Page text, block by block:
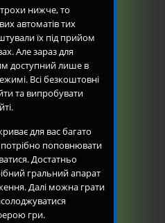
нижче, то
автоматів тих
їх під прийом
Але зараз для
доступний лише в
Всі безкоштовні
та випробувати
для вас багато
поповнювати
Достатньо
гральний апарат
Далі можна грати
гри.